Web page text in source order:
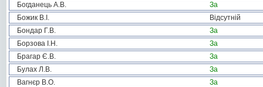
Богданець А.В.
За
Божик В.І.
Відсутній
Бондар Г.В.
За
Борзова І.Н.
За
Брагар Є.В.
За
Булах Л.В.
За
Вагнєр В.О.
За